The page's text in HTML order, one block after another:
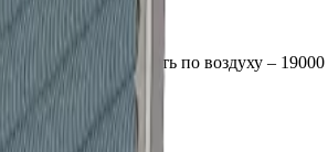
производительность по воздуху – 19000